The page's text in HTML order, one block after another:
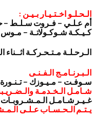
الـحـلـو اخـتـيـار بـيـن :
أم عـلـي – فـروت سـلـط –
كـيـكـة شـوكـولاتـة – مـوس
الـرحـلـة مـتـحـركـة اثــناء
الـبـرنـامـج الـفـنـى
سـوفـت – مـيـوزك – تـنـورة
شـامـل الـخـدمـة
غـيـر شـامـل الـمـشـروبـات
يـتـم الـحـسـاب عـلـى